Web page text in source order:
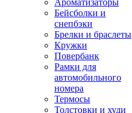
Ароматизаторы
Бейсболки и
снепбэки
Брелки и браслеты
Кружки
Повербанк
Рамки для
автомобильного
номера
Термосы
Толстовки и худи